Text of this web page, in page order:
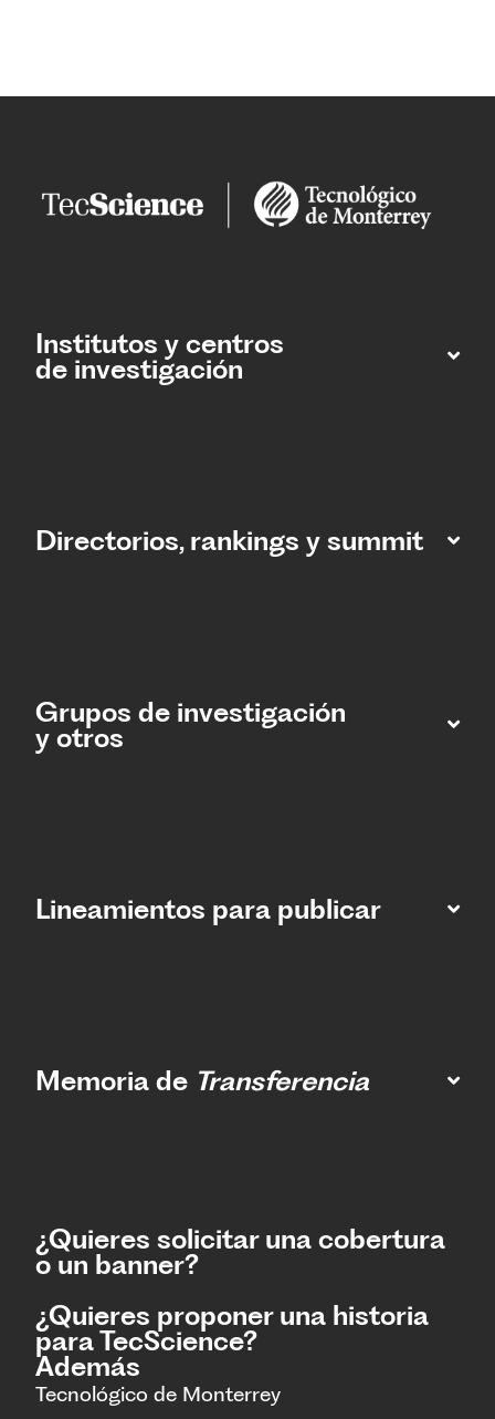
Institutos y centros
de investigación
Directorios, rankings y summit
Grupos de investigación
y otros
Lineamientos para publicar
Memoria de Transferencia
¿Quieres solicitar una cobertura
o un banner?
¿Quieres proponer una historia
para TecScience?
Además
Tecnológico de Monterrey